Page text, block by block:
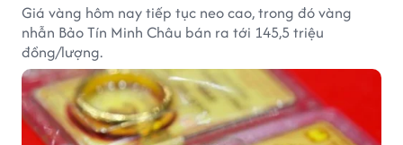
Giá vàng hôm nay tiếp tục neo cao, trong đó vàng
nhẫn Bảo Tín Minh Châu bán ra tới 145,5 triệu
đồng/lượng.